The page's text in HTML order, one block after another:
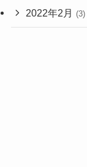
2022年2月 (3)